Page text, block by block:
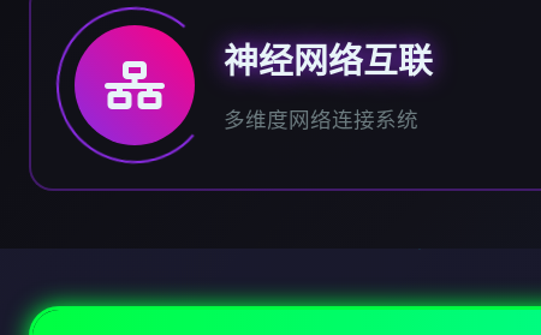
神经网络互联
多维度网络连接系统